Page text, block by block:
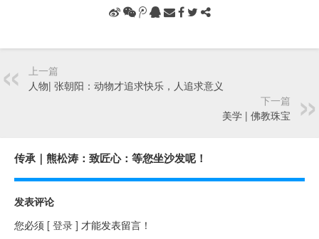
上一篇
人物| 张朝阳：动物才追求快乐，人追求意义
下一篇
美学 | 佛教珠宝
传承｜熊松涛：致匠心：等您坐沙发呢！
发表评论
您必须 [ 登录 ] 才能发表留言！